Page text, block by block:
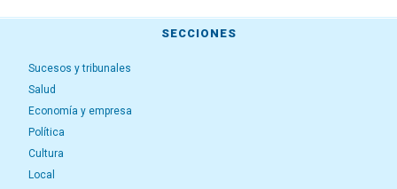
SECCIONES
Sucesos y tribunales
Salud
Economía y empresa
Política
Cultura
Local